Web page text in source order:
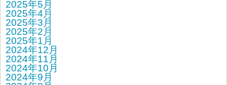
2025年5月
2025年4月
2025年3月
2025年2月
2025年1月
2024年12月
2024年11月
2024年10月
2024年9月